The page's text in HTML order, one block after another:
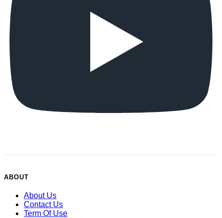
ABOUT
About Us
Contact Us
Term Of Use